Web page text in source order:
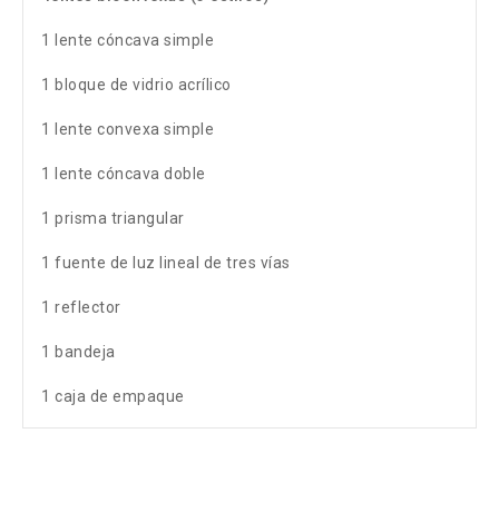
1 lente cóncava simple
1 bloque de vidrio acrílico
1 lente convexa simple
1 lente cóncava doble
1 prisma triangular
1 fuente de luz lineal de tres vías
1 reflector
1 bandeja
1 caja de empaque